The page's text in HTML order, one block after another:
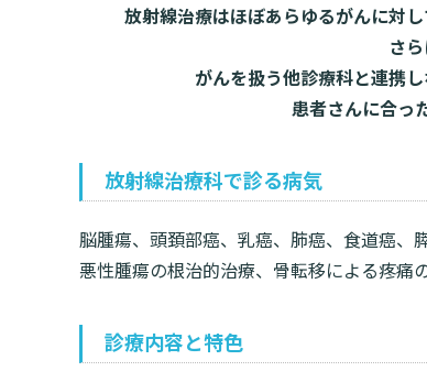
放射線治療はほぼあらゆるがんに対
さ
がんを扱う他診療科と連携
患者さんに合っ
放射線治療科で診る病気
脳腫瘍、頭頚部癌、乳癌、肺癌、食道癌、
悪性腫瘍の根治的治療、骨転移による疼
診療内容と特色